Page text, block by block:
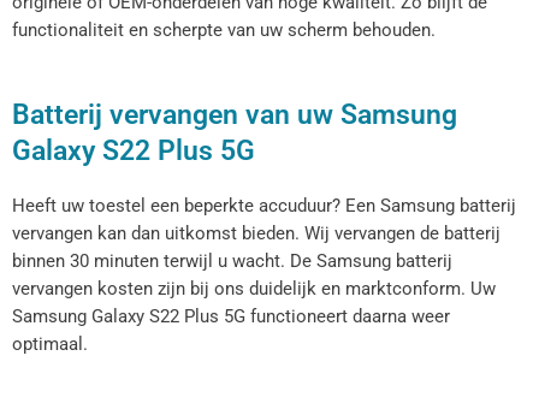
functionaliteit en scherpte van uw scherm behouden.
Batterij vervangen van uw Samsung
Galaxy S22 Plus 5G
Heeft uw toestel een beperkte accuduur? Een Samsung batterij
vervangen kan dan uitkomst bieden. Wij vervangen de batterij
binnen 30 minuten terwijl u wacht. De Samsung batterij
vervangen kosten zijn bij ons duidelijk en marktconform. Uw
Samsung Galaxy S22 Plus 5G functioneert daarna weer
optimaal.